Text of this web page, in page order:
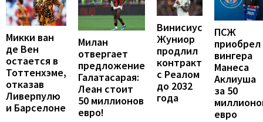
Микки ван
де Вен
остается в
Тоттенхэме,
отказав
Ливерпулю
и Барселоне
Милан
отвергает
предложение
Галатасарая:
Леан стоит
50 миллионов
евро!
Винисиус
Жуниор
продлил
контракт
с Реалом
до 2032
года
ПСЖ
приобрел
вингера
Манеса
Аклиуша
за 50
евро